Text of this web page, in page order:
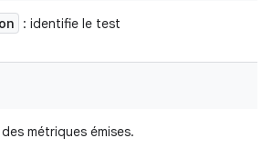
: identifie le test
des métriques émises.